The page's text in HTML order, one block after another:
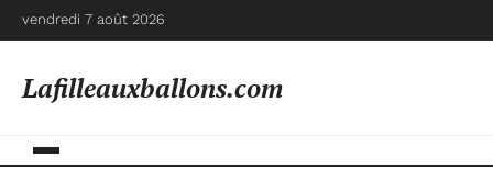
vendredi 7 août 2026
Lafilleauxballons.com